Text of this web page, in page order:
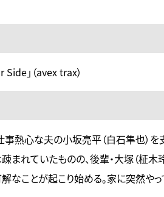
」（avex trax）
事熱心な夫の小坂亮平（白石隼也）
まれていたものの、後輩・大塚（柾
なことが起こり始める。家に突然やっ